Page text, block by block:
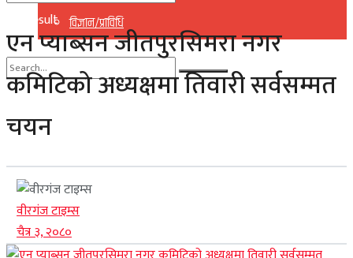
विज्ञान/प्राविधि
No Result
View All Result
No Result
View All Result
एन प्याब्सन जीतपुरसिमरा नगर
कमिटिको अध्यक्षमा तिवारी सर्वसम्मत
चयन
वीरगंज टाइम्स
चैत्र ३, २०८०